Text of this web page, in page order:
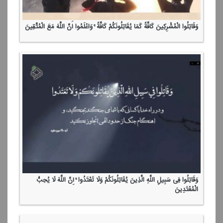
وَقَاتِلُوا الْمُشْرِكِینَ كَافَّةً كَمَا یُقَاتِلُونَكُمْ كَافَّةً ۚ وَاعْلَمُوا أَنَّ اللَّهَ مَعَ الْمُتَّقِینَ